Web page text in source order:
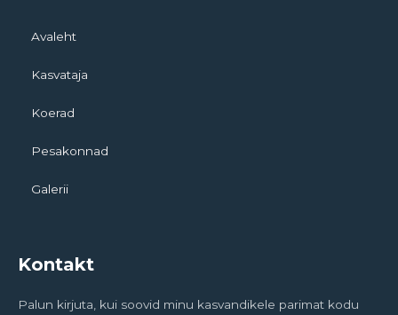
Avaleht
Kasvataja
Koerad
Pesakonnad
Galerii
Kontakt
Palun kirjuta, kui soovid minu kasvandikele parimat kodu